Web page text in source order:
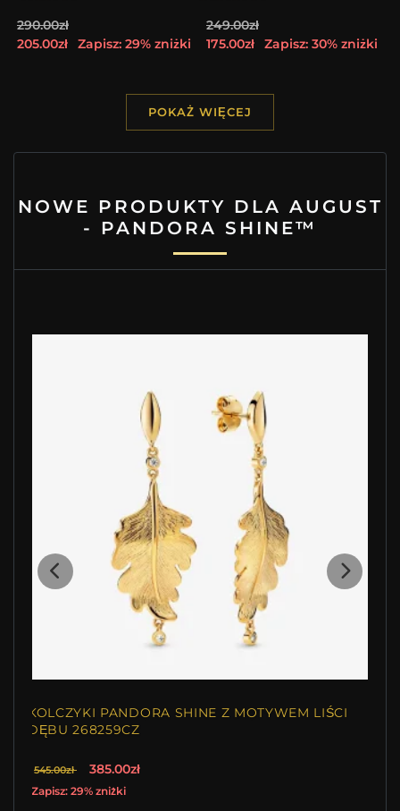
290.00zł
205.00zł
Zapisz: 29% zniżki
249.00zł
175.00zł
Zapisz: 30% zniżki
POKAŻ WIĘCEJ
NOWE PRODUKTY DLA AUGUST
- PANDORA SHINE™
KOLCZYKI PANDORA SHINE Z MOTYWEM LIŚCI
DĘBU 268259CZ
545.00zł 385.00zł
Zapisz: 29% zniżki